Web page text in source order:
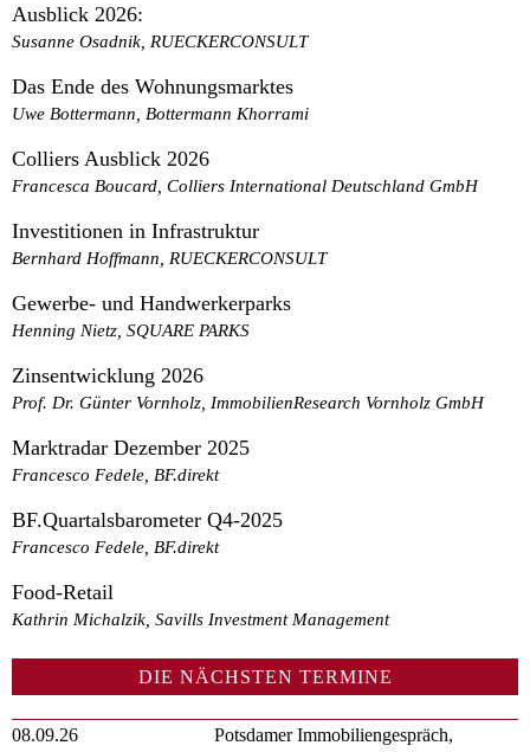
Ausblick 2026:
Susanne Osadnik, RUECKERCONSULT
Das Ende des Wohnungsmarktes
Uwe Bottermann, Bottermann Khorrami
Colliers Ausblick 2026
Francesca Boucard, Colliers International Deutschland GmbH
Investitionen in Infrastruktur
Bernhard Hoffmann, RUECKERCONSULT
Gewerbe- und Handwerkerparks
Henning Nietz, SQUARE PARKS
Zinsentwicklung 2026
Prof. Dr. Günter Vornholz, ImmobilienResearch Vornholz GmbH
Marktradar Dezember 2025
Francesco Fedele, BF.direkt
BF.Quartalsbarometer Q4-2025
Francesco Fedele, BF.direkt
Food-Retail
Kathrin Michalzik, Savills Investment Management
DIE NÄCHSTEN TERMINE
08.09.26 Potsdamer Immobiliengespräch,